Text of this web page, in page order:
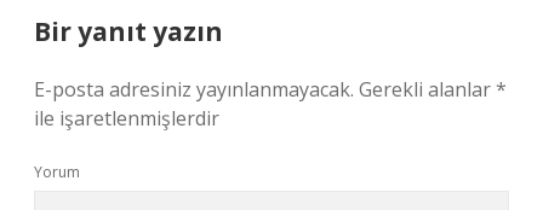
Bir yanıt yazın
E-posta adresiniz yayınlanmayacak. Gerekli alanlar*
ile işaretlenmişlerdir
Yorum